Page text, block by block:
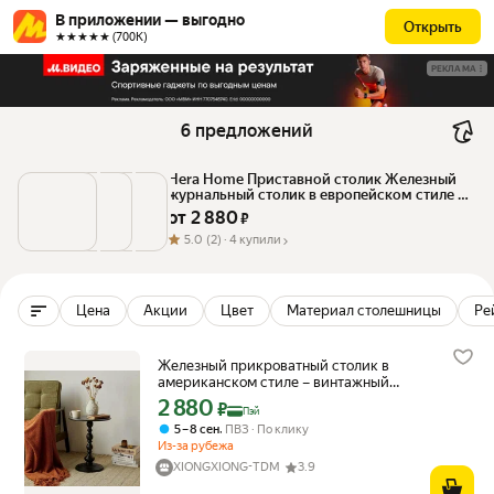
В приложении — выгодно
★★★★★ (700К)
Открыть
РЕКЛАМА
6 предложений
Hera Home Приставной столик Железный
журнальный столик в европейском стиле
ретро, 40х40х52 см
от 2 880 ₽
5.0 (2) · 4 купили
Цена Акции Цвет Материал столешницы
Железный прикроватный столик в
американском стиле – винтажный
кофейный столик для гостиной
(компактный, для балкона и спальни)
Цена с картой Яндекс Пэй 2880 ₽ вместо
2 880 ₽ Пэй
5 – 8 сен, ПВЗ
По клику
Из-за рубежа
XIONGXIONG-TDM
3.9